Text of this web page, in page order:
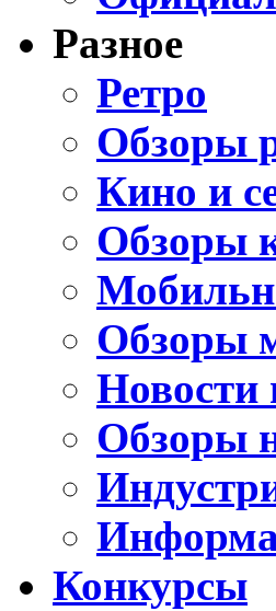
Разное
Ретро
Обзоры
Кино и
Обзоры
Обзоры
Новости
Обзоры
Конкурсы